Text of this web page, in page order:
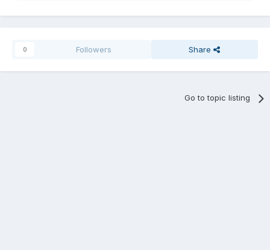
Share
Followers
0
Go to topic listing